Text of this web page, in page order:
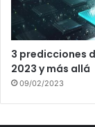
3 predicciones
2023 y más allá
09/02/2023